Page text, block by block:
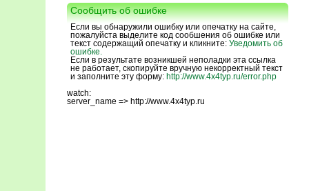
Сообщить об ошибке
Если вы обнаружили ошибку или опечатку на сайте,
пожалуйста выделите код сообшения об ошибке или
текст содержащий опечатку и кликните: Уведомить об
ошибке.
Если в результате возникшей неполадки эта ссылка
не работает, скопируйте вручную некорректный текст
и заполните эту форму: http://www.4x4typ.ru/error.php
watch:
server_name => http://www.4x4typ.ru